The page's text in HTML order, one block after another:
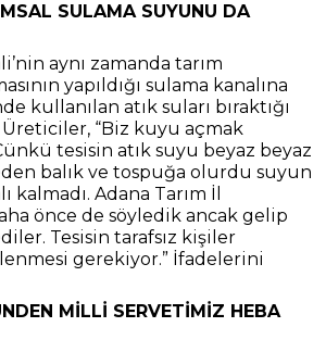
SULAMA SUYUNU DA
aynı zamanda tarım
yapıldığı sulama kanalına
kullanılan atık suları bıraktığı
Üreticiler, “Biz kuyu açmak
tesisin atık suyu beyaz beyaz
balık ve tospuğa olurdu suyun
kalmadı. Adana Tarım İl
önce de söyledik ancak gelip
Tesisin tarafsız kişiler
gerekiyor.” İfadelerini
MİLLİ SERVETİMİZ HEBA